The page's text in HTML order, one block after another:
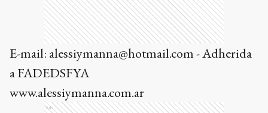
E-mail: alessiymanna@hotmail.com - Adherida
a FADEDSFYA
www.alessiymanna.com.ar
Ads